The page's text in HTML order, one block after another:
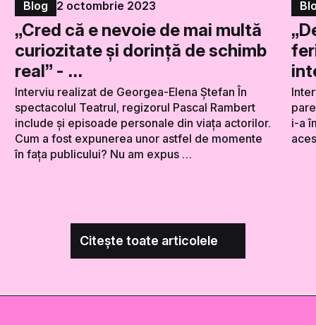
Blog 2 octombrie 2023
„Cred că e nevoie de mai multă
curiozitate și dorință de schimb
real” - …
Interviu realizat de Georgea-Elena Ștefan În
spectacolul Teatrul, regizorul Pascal Rambert
include și episoade personale din viața actorilor.
Cum a fost expunerea unor astfel de momente
în fața publicului? Nu am expus …
i-a
Citește toate articolele